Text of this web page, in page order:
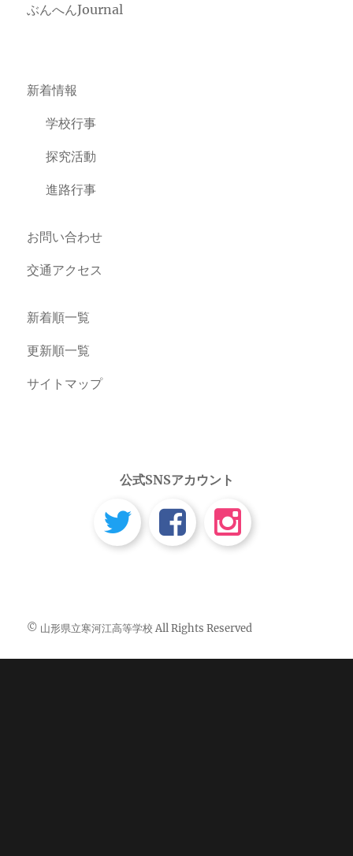
ぶんへんJournal
新着情報
学校行事
探究活動
進路行事
お問い合わせ
交通アクセス
新着順一覧
更新順一覧
サイトマップ
公式SNSアカウント
© 山形県立寒河江高等学校 All Rights Reserved